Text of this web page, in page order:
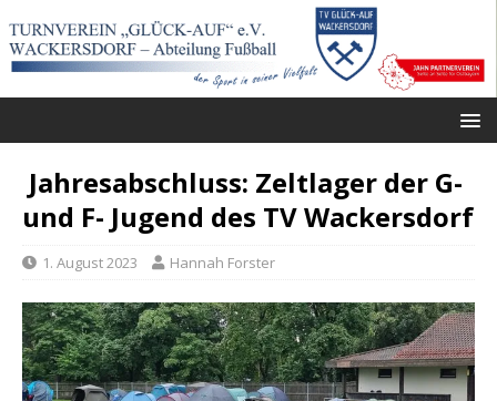
Jahresabschluss: Zeltlager der G-
und F- Jugend des TV Wackersdorf
1. August 2023 Hannah Forster